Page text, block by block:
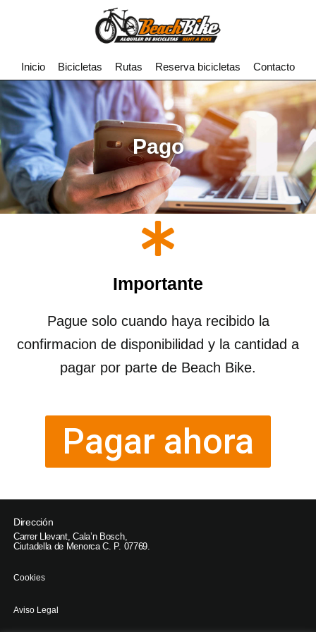
Inicio Bicicletas Rutas Reserva bicicletas Contacto
Pago
Importante
Pague solo cuando haya recibido la
confirmacion de disponibilidad y la cantidad a
pagar por parte de Beach Bike.
Pagar ahora
Dirección
Carrer Llevant, Cala’n Bosch,
Ciutadella de Menorca C. P. 07769.
Cookies
Aviso Legal